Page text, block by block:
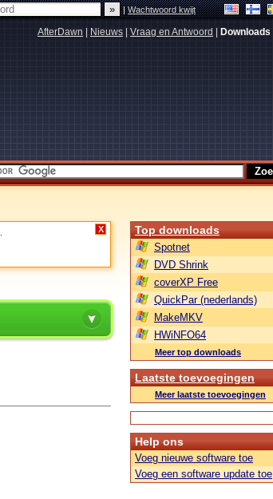
|Wachtwoord kwijt
AfterDawn Nieuws Vraag en Antwoord Downloads
X Top downloads
Spotnet
DVD Shrink
coverXP Free
QuickPar (nederlands)
MakeMKV
HWiNFO64
Meer top downloads
Laatste toevoegingen
Meer laatste toevoegingen
Help ons
Voeg nieuwe software toe
Voeg een software update toe